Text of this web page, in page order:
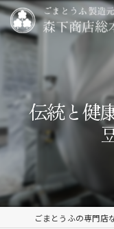
伝統と健